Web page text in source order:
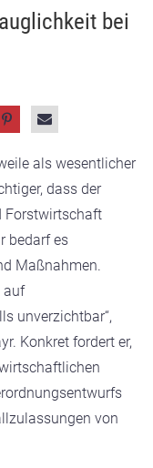
bei
als wesentlicher
dass der
Forstwirtschaft
bedarf es
Maßnahmen.
auf
unverzichtbar“,
Konkret fordert er,
von